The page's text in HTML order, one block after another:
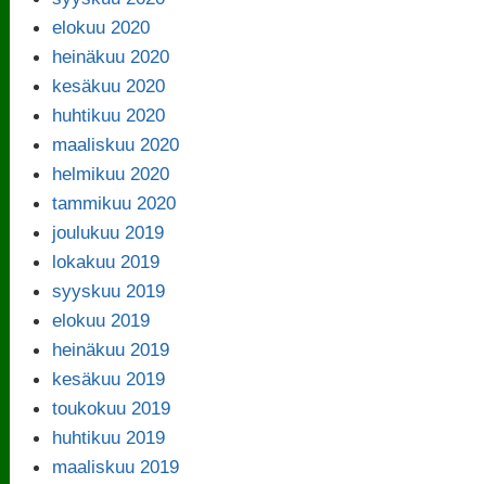
elokuu 2020
heinäkuu 2020
kesäkuu 2020
huhtikuu 2020
maaliskuu 2020
helmikuu 2020
tammikuu 2020
joulukuu 2019
lokakuu 2019
syyskuu 2019
elokuu 2019
heinäkuu 2019
kesäkuu 2019
toukokuu 2019
huhtikuu 2019
maaliskuu 2019